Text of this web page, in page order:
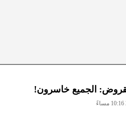
الجميع خاسرون!